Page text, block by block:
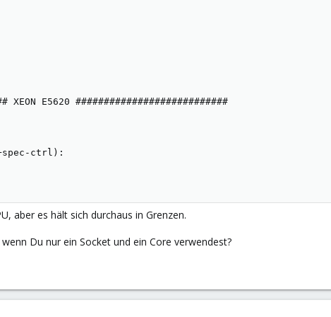
XEON E5620 ###########################
ctrl):
aber es hält sich durchaus in Grenzen.
Du nur ein Socket und ein Core verwendest?